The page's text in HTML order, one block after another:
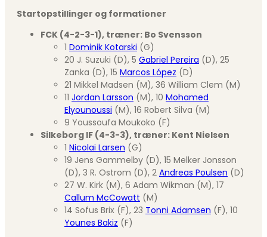
Startopstillinger og formationer
FCK (4-2-3-1), træner: Bo Svensson
1 Dominik Kotarski (G)
20 J. Suzuki (D), 5 Gabriel Pereira (D), 25
Zanka (D), 15 Marcos López (D)
21 Mikkel Madsen (M), 36 William Clem (M)
11 Jordan Larsson (M), 10 Mohamed
Elyounoussi (M), 16 Robert Silva (M)
9 Youssoufa Moukoko (F)
Silkeborg IF (4-3-3), træner: Kent Nielsen
1 Nicolai Larsen (G)
19 Jens Gammelby (D), 15 Melker Jonsson
(D), 3 R. Ostrom (D), 2 Andreas Poulsen (D)
27 W. Kirk (M), 6 Adam Wikman (M), 17
Callum McCowatt (M)
14 Sofus Brix (F), 23 Tonni Adamsen (F), 10
Younes Bakiz (F)